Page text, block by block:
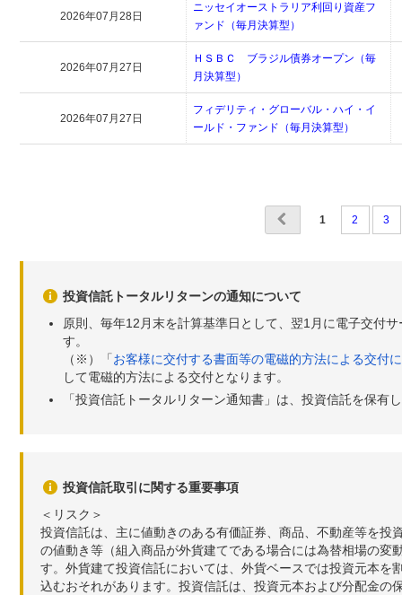
2026年07月28日
ニッセイオーストラリア利回り資産フ
ァンド（毎月決算型）
2026年07月27日
ＨＳＢＣ ブラジル債券オープン（毎
月決算型）
2026年07月27日
フィデリティ・グローバル・ハイ・イ
ールド・ファンド（毎月決算型）
1 2 3
投資信託トータルリターンの通知について
原則、毎年12月末を計算基準日として、翌1月に電子交付
す。
（※）「お客様に交付する書面等の電磁的方法による交付
して電磁的方法による交付となります。
「投資信託トータルリターン通知書」は、投資信託を保有
投資信託取引に関する重要事項
＜リスク＞
投資信託は、主に値動きのある有価証券、商品、不動産等を
の値動き等（組入商品が外貨建てである場合には為替相場の
す。外貨建て投資信託においては、外貨ベースでは投資元本
込むおそれがあります。投資信託は、投資元本および分配金の